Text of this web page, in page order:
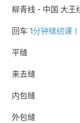
柳青线 - 中国 大王
回车 1分钟缝纫课
平缝
来去缝
内包缝
外包缝